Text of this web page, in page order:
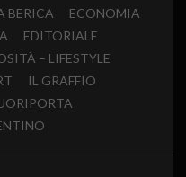
BERICA
ECONOMIA
EDITORIALE
– LIFESTYLE
IL GRAFFIO